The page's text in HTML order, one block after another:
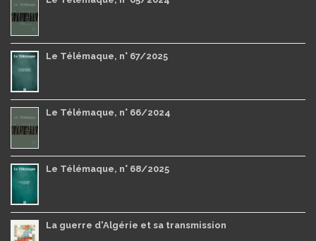
Le Télémaque, n° 67/2025
Le Télémaque, n° 66/2024
Le Télémaque, n° 68/2025
La guerre d'Algérie et sa transmission